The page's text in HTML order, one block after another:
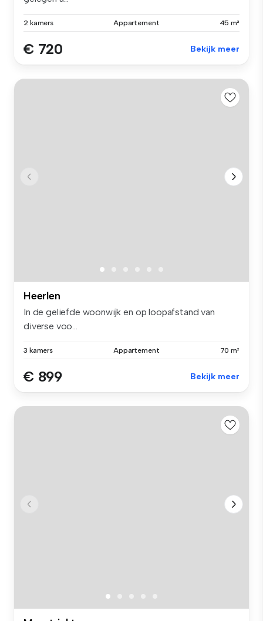
2 kamers Appartement 45 m²
€ 720 Bekijk meer
Heerlen
In de geliefde woonwijk en op loopafstand van
diverse voo...
3 kamers Appartement 70 m²
€ 899 Bekijk meer